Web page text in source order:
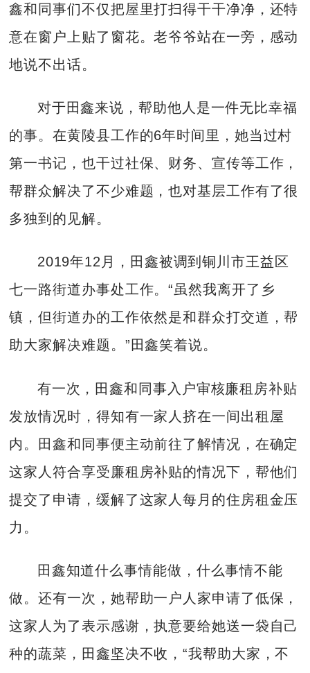
鑫和同事们不仅把屋里打扫得干干净净，还特
意在窗户上贴了窗花。老爷爷站在一旁，感动
地说不出话。
对于田鑫来说，帮助他人是一件无比幸福
的事。在黄陵县工作的6年时间里，她当过村
第一书记，也干过社保、财务、宣传等工作，
帮群众解决了不少难题，也对基层工作有了很
多独到的见解。
2019年12月，田鑫被调到铜川市王益区
七一路街道办事处工作。“虽然我离开了乡
镇，但街道办的工作依然是和群众打交道，帮
助大家解决难题。”田鑫笑着说。
有一次，田鑫和同事入户审核廉租房补贴
发放情况时，得知有一家人挤在一间出租屋
内。田鑫和同事便主动前往了解情况，在确定
这家人符合享受廉租房补贴的情况下，帮他们
提交了申请，缓解了这家人每月的住房租金压
力。
田鑫知道什么事情能做，什么事情不能
做。还有一次，她帮助一户人家申请了低保，
这家人为了表示感谢，执意要给她送一袋自己
种的蔬菜，田鑫坚决不收，“我帮助大家，不